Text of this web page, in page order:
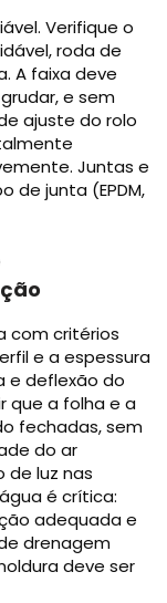
Verifique o
roda de
A faixa deve
e sem
ajuste do rolo
Juntas e
de junta (EPDM,
com critérios
e a espessura
e deflexão do
que a folha e a
fechadas, sem
do ar
de luz nas
é crítica:
adequada e
drenagem
deve ser